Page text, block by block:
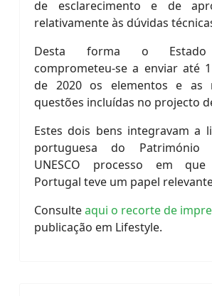
de esclarecimento e de
relativamente às dúvidas
Desta forma o Estado
comprometeu-se a enviar até
de 2020 os elementos e as
questões incluídas no projecto
Estes dois bens integravam a
portuguesa do Património
UNESCO processo em
Portugal teve um papel
Consulteaqui o recorte de
publicação em Lifestyle.